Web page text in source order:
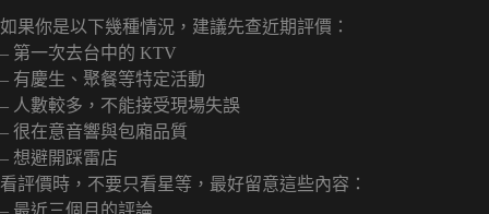
如果你是以下幾種情況，建議先查近期評價：
– 第一次去台中的 KTV
– 有慶生、聚餐等特定活動
– 人數較多，不能接受現場失誤
– 很在意音響與包廂品質
– 想避開踩雷店
看評價時，不要只看星等，最好留意這些內容：
– 最近三個月的評論